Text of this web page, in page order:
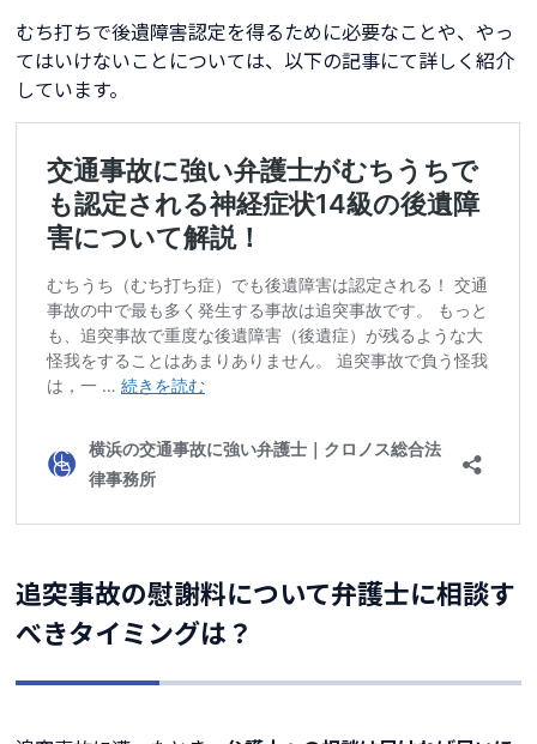
むち打ちで後遺障害認定を得るために必要なことや、やっ
てはいけないことについては、以下の記事にて詳しく紹介
しています。
追突事故の慰謝料について弁護士に相談す
べきタイミングは？